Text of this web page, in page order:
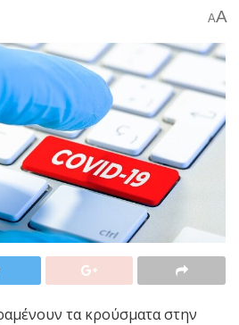
AA
τα κρούσματα στην